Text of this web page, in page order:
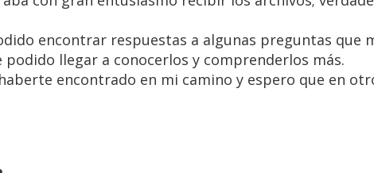
encontrar respuestas a algunas preguntas que
podido llegar a conocerlos y comprenderlos más.
encontrado en mi camino y espero que en